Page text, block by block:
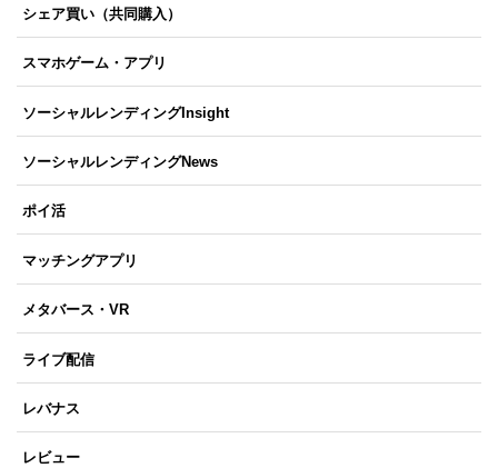
シェア買い（共同購入）
スマホゲーム・アプリ
ソーシャルレンディングInsight
ソーシャルレンディングNews
ポイ活
マッチングアプリ
メタバース・VR
ライブ配信
レバナス
レビュー